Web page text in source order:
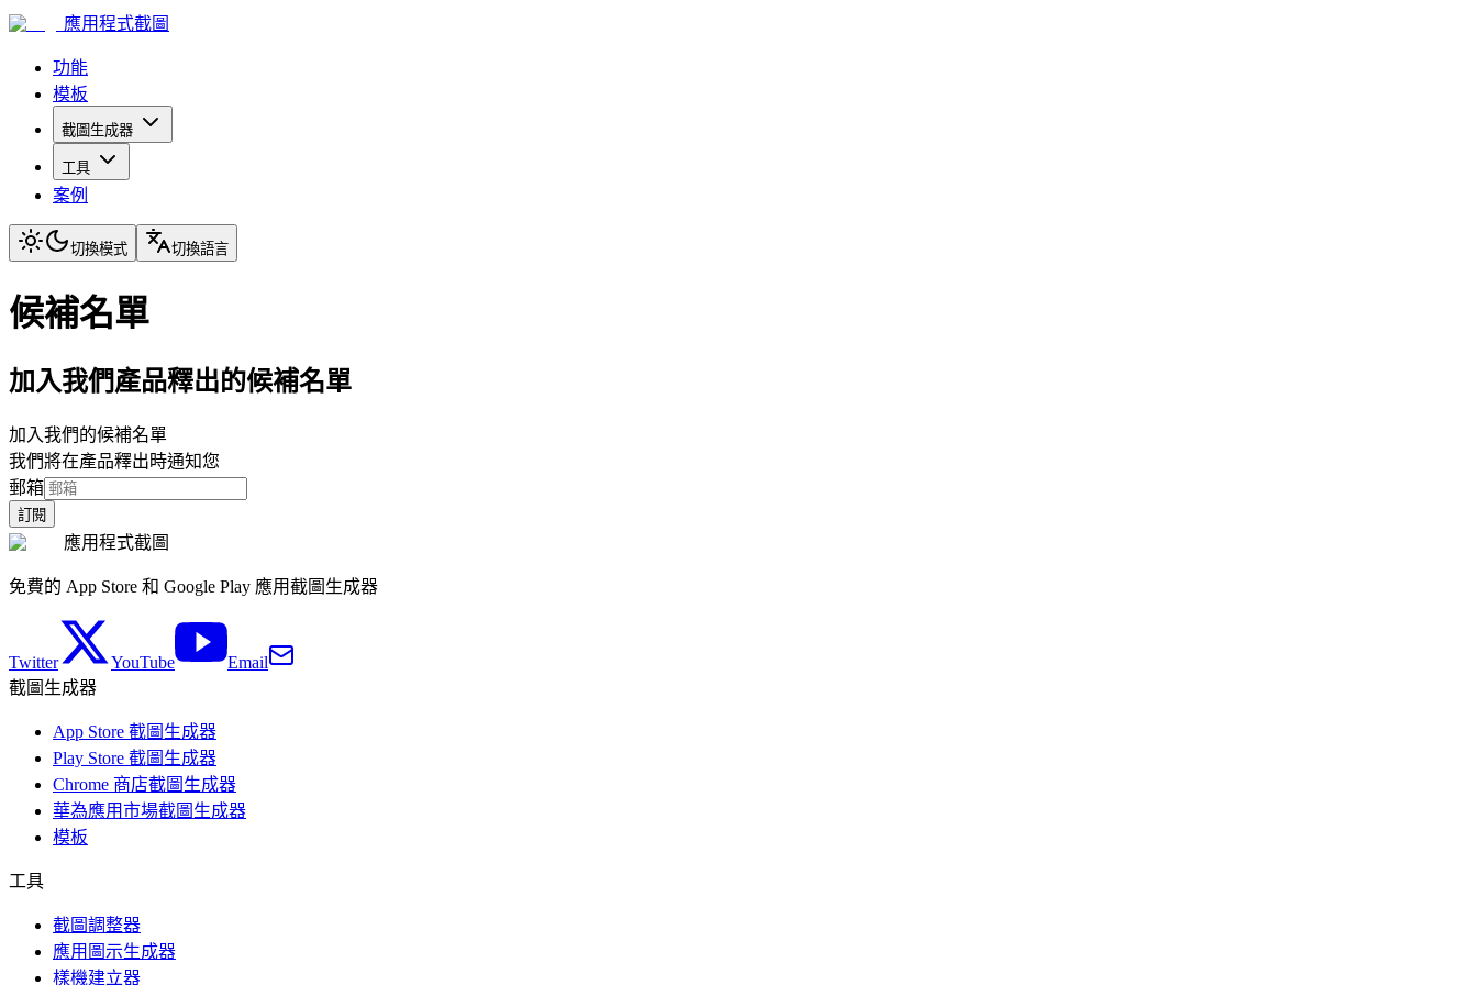
應用程式截圖
功能
模板
截圖生成器
工具
案例
切換模式 切換語言
候補名單
加入我們產品釋出的候補名單
加入我們的候補名單
我們將在產品釋出時通知您
郵箱
訂閱
應用程式截圖
免費的 App Store 和 Google Play 應用截圖生成器
Twitter YouTube
Email
截圖生成器
App Store 截圖生成器
Play Store 截圖生成器
Chrome 商店截圖生成器
華為應用市場截圖生成器
模板
工具
截圖調整器
應用圖示生成器
樣機建立器